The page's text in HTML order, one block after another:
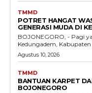
TMMD
POTRET HANGAT
GENERASI MUDA DI
BOJONEGORO, - Pagi
Kedungadem,
Agustus 10, 2026
TMMD
BANTUAN KARPET
BOJONEGORO